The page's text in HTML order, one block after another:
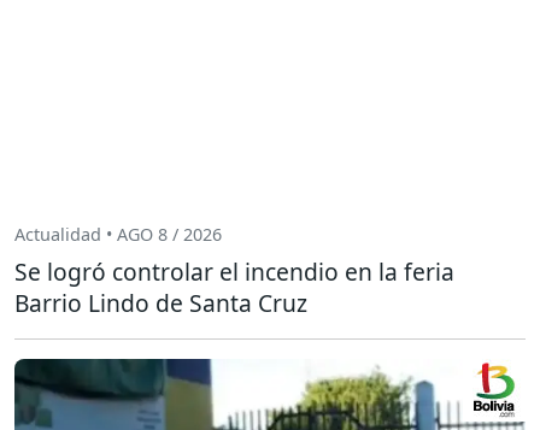
Actualidad • AGO 8 / 2026
Se logró controlar el incendio en la feria
Barrio Lindo de Santa Cruz